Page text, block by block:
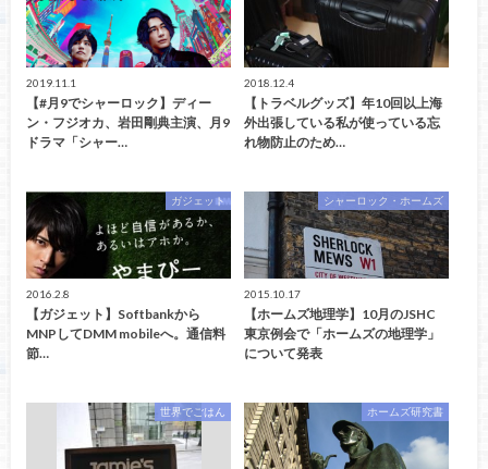
2019.11.1
【#月9でシャーロック】ディー
ン・フジオカ、岩田剛典主演、月9
ドラマ「シャー…
2018.12.4
【トラベルグッズ】年10回以上海
外出張している私が使っている忘
れ物防止のため…
ガジェット
2016.2.8
【ガジェット】Softbankから
MNPしてDMM mobileへ。通信料
節…
シャーロック・ホームズ
2015.10.17
【ホームズ地理学】10月のJSHC
東京例会で「ホームズの地理学」
について発表
世界でごはん ホームズ研究書